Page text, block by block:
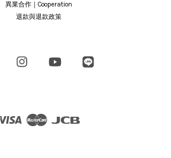
異業合作｜Cooperation
退款與退款政策
Facebook Instagram YouTube
Visa Master